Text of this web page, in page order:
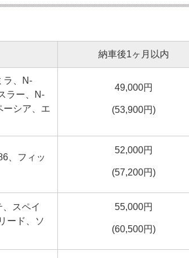
納車後1ヶ月以内
ラ、N-
ラー、N-
ーシア、エ
49,000円
(53,900円)
、フィッ
52,000円
(57,200円)
スペイ
ード、ソ
55,000円
(60,500円)